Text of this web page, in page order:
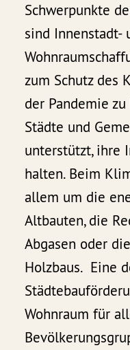
Schwerpunkte
sind Innenstadt-
zum Schutz des
der Pandemie
Städte und
unterstützt, ihre
halten. Beim
allem um die
Altbauten, die
Abgasen oder
Holzbaus. Eine
Wohnraum für